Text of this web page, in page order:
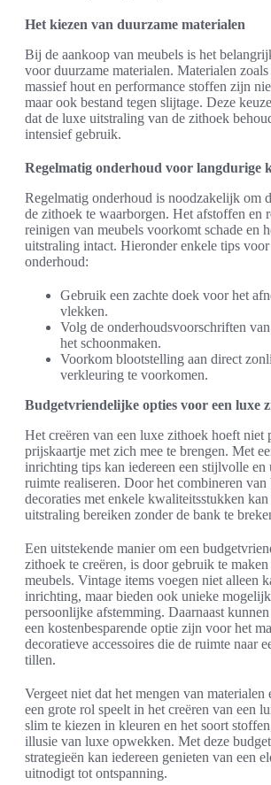
Het kiezen van duurzame materialen
Bij de aankoop van meubels is het
voor duurzame materialen. Materialen
massief hout en performance stoffen zijn
maar ook bestand tegen slijtage. Deze
dat de luxe uitstraling van de zithoek
intensief gebruik.
Regelmatig onderhoud voor langdurige
Regelmatig onderhoud is noodzakelijk om
de zithoek te waarborgen. Het afstoffen en
reinigen van meubels voorkomt schade en
uitstraling intact. Hieronder enkele tips
onderhoud:
Gebruik een zachte doek voor het
vlekken.
Volg de onderhoudsvoorschriften
het schoonmaken.
Voorkom blootstelling aan direct
verkleuring te voorkomen.
Budgetvriendelijke opties voor een luxe
Het creëren van een luxe zithoek hoeft niet
prijskaartje met zich mee te brengen. Met
inrichting tips kan iedereen een stijlvolle en
ruimte realiseren. Door het combineren van
decoraties met enkele kwaliteitsstukken
uitstraling bereiken zonder de bank te
Een uitstekende manier om een
zithoek te creëren, is door gebruik te
meubels. Vintage items voegen niet alleen
inrichting, maar bieden ook unieke
persoonlijke afstemming. Daarnaast
een kostenbesparende optie zijn voor het
decoratieve accessoires die de ruimte naar
tillen.
Vergeet niet dat het mengen van materialen
een grote rol speelt in het creëren van een
slim te kiezen in kleuren en het soort
illusie van luxe opwekken. Met deze
strategieën kan iedereen genieten van een
uitnodigt tot ontspanning.